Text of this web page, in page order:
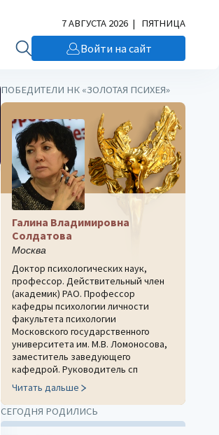
7 АВГУСТА 2026 | ПЯТНИЦА
Войти на сайт
ПОБЕДИТЕЛИ НК «ЗОЛОТАЯ ПСИХЕЯ»
Галина Владимировна
Солдатова
Москва
Доктор психологических наук,
профессор. Действительный член
(академик) РАО. Профессор
кафедры психологии личности
факультета психологии
Московского государственного
университета им. М.В. Ломоносова,
заместитель заведующего
кафедрой. Руководитель сп
Читать дальше
СЕГОДНЯ РОДИЛИСЬ